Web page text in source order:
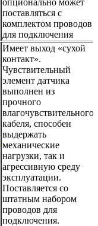
поставляться с
комплектом проводов
для подключения
Имеет выход «сухой
контакт».
Чувствительный
элемент датчика
выполнен из
прочного
влагочувствительного
кабеля, способен
выдержать
механические
нагрузки, так и
агрессивную среду
эксплуатации.
Поставляется со
штатным набором
проводов для
подключения.